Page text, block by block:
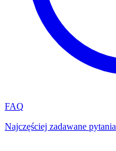
FAQ
Najczęściej zadawane pytania